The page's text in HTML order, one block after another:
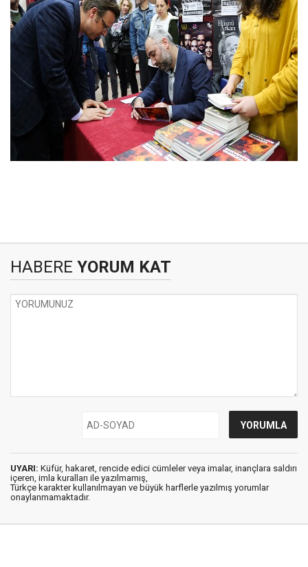
HABERE YORUM KAT
UYARI: Küfür, hakaret, rencide edici cümleler veya imalar, inançlara saldırı
içeren, imla kuralları ile yazılmamış,
Türkçe karakter kullanılmayan ve büyük harflerle yazılmış yorumlar
onaylanmamaktadır.